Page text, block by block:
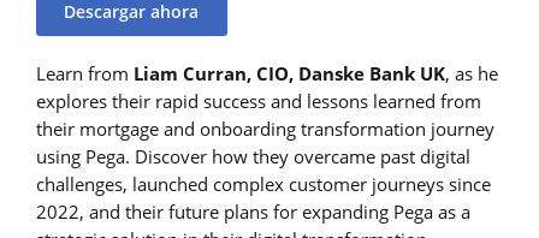
Descargar ahora
Learn from Liam Curran, CIO, Danske Bank UK, as he
explores their rapid success and lessons learned from
their mortgage and onboarding transformation journey
using Pega. Discover how they overcame past digital
challenges, launched complex customer journeys since
2022, and their future plans for expanding Pega as a